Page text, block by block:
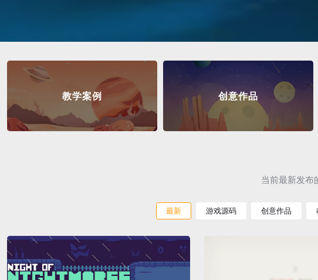
教学案例 创意作品
当前最新发布
最新 游戏源码 创意作品